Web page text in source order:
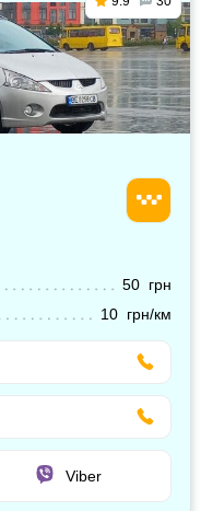
50 грн
10 грн/км
Viber